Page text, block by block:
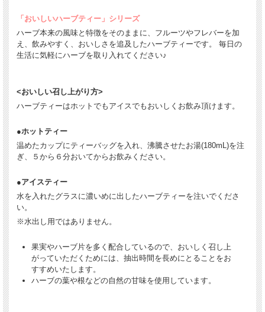
「おいしいハーブティー」シリーズ
ハーブ本来の風味と特徴をそのままに、フルーツやフレバーを加
え、飲みやすく、おいしさを追及したハーブティーです。 毎日の
生活に気軽にハーブを取り入れてください♪
<おいしい召し上がり方>
ハーブティーはホットでもアイスでもおいしくお飲み頂けます。
●ホットティー
温めたカップにティーバッグを入れ、沸騰させたお湯(180mL)を注
ぎ、５から６分おいてからお飲みください。
●アイスティー
水を入れたグラスに濃いめに出したハーブティーを注いでくださ
い。
※水出し用ではありません。
果実やハーブ片を多く配合しているので、おいしく召し上
がっていただくためには、抽出時間を長めにとることをお
すすめいたします。
ハーブの葉や根などの自然の甘味を使用しています。